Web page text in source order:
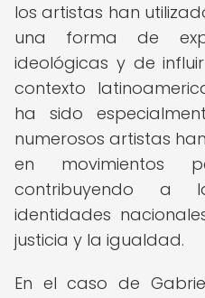
los artistas han
una forma de
ideológicas y de
contexto
ha sido
numerosos artistas
en movimientos
contribuyendo a
identidades
justicia y la igualdad.
En el caso de